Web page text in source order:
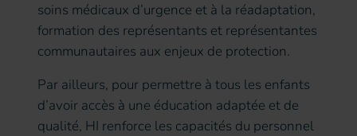
soins médicaux d’urgence et à la réadaptation,
formation des représentants et représentantes
communautaires aux enjeux de protection.
Par ailleurs, pour permettre à tous les enfants
d’avoir accès à une éducation adaptée et de
qualité, HI renforce les capacités du personnel